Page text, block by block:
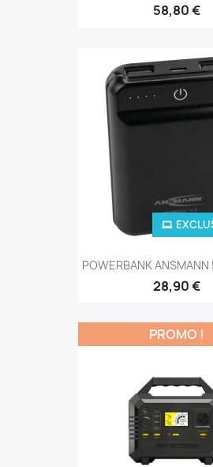
58,80 €
POWERBANK ANSMANN
28,90 €
PROMO !